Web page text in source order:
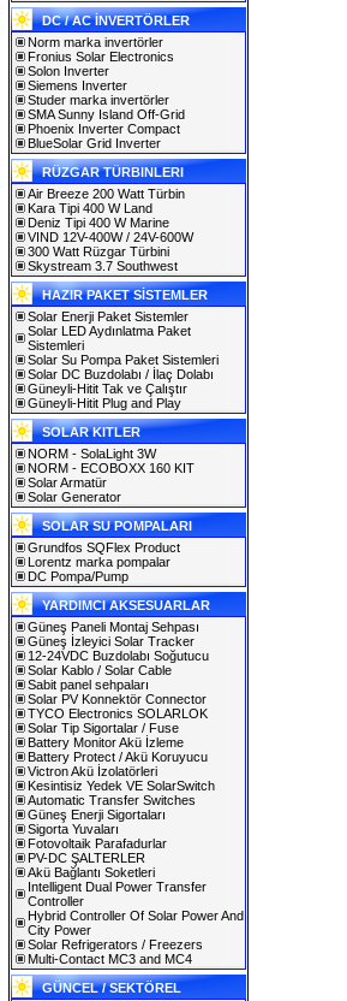
DC / AC İNVERTÖRLER
Norm marka invertörler
Fronius Solar Electronics
Solon Inverter
Siemens Inverter
Studer marka invertörler
SMA Sunny Island Off-Grid
Phoenix Inverter Compact
BlueSolar Grid Inverter
RÜZGAR TÜRBINLERI
Air Breeze 200 Watt Türbin
Kara Tipi 400 W Land
Deniz Tipi 400 W Marine
VIND 12V-400W / 24V-600W
300 Watt Rüzgar Türbini
Skystream 3.7 Southwest
HAZIR PAKET SİSTEMLER
Solar Enerji Paket Sistemler
Solar LED Aydınlatma Paket
Sistemleri
Solar Su Pompa Paket Sistemleri
Solar DC Buzdolabı / İlaç Dolabı
Güneyli-Hitit Tak ve Çalıştır
Güneyli-Hitit Plug and Play
SOLAR KITLER
NORM - SolaLight 3W
NORM - ECOBOXX 160 KIT
Solar Armatür
Solar Generator
SOLAR SU POMPALARI
Grundfos SQFlex Product
Lorentz marka pompalar
DC Pompa/Pump
YARDIMCI AKSESUARLAR
Güneş Paneli Montaj Sehpası
Güneş İzleyici Solar Tracker
12-24VDC Buzdolabı Soğutucu
Solar Kablo / Solar Cable
Sabit panel sehpaları
Solar PV Konnektör Connector
TYCO Electronics SOLARLOK
Solar Tip Sigortalar / Fuse
Battery Monitor Akü İzleme
Battery Protect / Akü Koruyucu
Victron Akü İzolatörleri
Kesintisiz Yedek VE SolarSwitch
Automatic Transfer Switches
Güneş Enerji Sigortaları
Sigorta Yuvaları
Fotovoltaik Parafadurlar
PV-DC ŞALTERLER
Akü Bağlantı Soketleri
Intelligent Dual Power Transfer
Controller
Hybrid Controller Of Solar Power And
City Power
Solar Refrigerators / Freezers
Multi-Contact MC3 and MC4
GÜNCEL / SEKTÖREL